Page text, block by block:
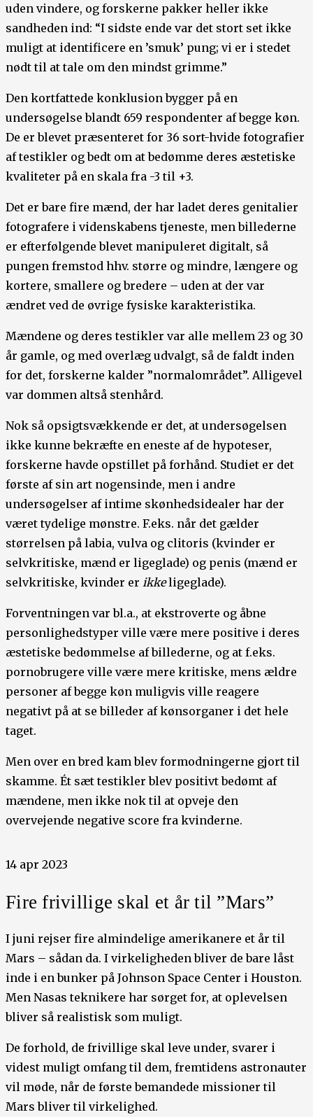
uden vindere, og forskerne pakker heller ikke
sandheden ind: “I sidste ende var det stort set ikke
muligt at identificere en ’smuk’ pung; vi er i stedet
nødt til at tale om den mindst grimme.”
Den kortfattede konklusion bygger på en
undersøgelse blandt 659 respondenter af begge køn.
De er blevet præsenteret for 36 sort-hvide fotografier
af testikler og bedt om at bedømme deres æstetiske
kvaliteter på en skala fra -3 til +3.
Det er bare fire mænd, der har ladet deres genitalier
fotografere i videnskabens tjeneste, men billederne
er efterfølgende blevet manipuleret digitalt, så
pungen fremstod hhv. større og mindre, længere og
kortere, smallere og bredere – uden at der var
ændret ved de øvrige fysiske karakteristika.
Mændene og deres testikler var alle mellem 23 og 30
år gamle, og med overlæg udvalgt, så de faldt inden
for det, forskerne kalder ”normalområdet”. Alligevel
var dommen altså stenhård.
Nok så opsigtsvækkende er det, at undersøgelsen
ikke kunne bekræfte en eneste af de hypoteser,
forskerne havde opstillet på forhånd. Studiet er det
første af sin art nogensinde, men i andre
undersøgelser af intime skønhedsidealer har der
været tydelige mønstre. F.eks. når det gælder
størrelsen på labia, vulva og clitoris (kvinder er
selvkritiske, mænd er ligeglade) og penis (mænd er
selvkritiske, kvinder er ikkeligeglade).
Forventningen var bl.a., at ekstroverte og åbne
personlighedstyper ville være mere positive i deres
æstetiske bedømmelse af billederne, og at f.eks.
pornobrugere ville være mere kritiske, mens ældre
personer af begge køn muligvis ville reagere
negativt på at se billeder af kønsorganer i det hele
taget.
Men over en bred kam blev formodningerne gjort til
skamme. Ét sæt testikler blev positivt bedømt af
mændene, men ikke nok til at opveje den
overvejende negative score fra kvinderne.
14 apr 2023
Fire frivillige skal et år til ”Mars”
I juni rejser fire almindelige amerikanere et år til
Mars – sådan da. I virkeligheden bliver de bare låst
inde i en bunker på Johnson Space Center i Houston.
Men Nasas teknikere har sørget for, at oplevelsen
bliver så realistisk som muligt.
De forhold, de frivillige skal leve under, svarer i
videst muligt omfang til dem, fremtidens astronauter
vil møde, når de første bemandede missioner til
Mars bliver til virkelighed.